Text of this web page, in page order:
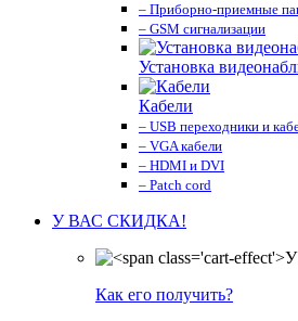
– Приборно-приемные
– GSM сигнализации
Установка
Кабели
– USB переходники и
– VGA кабели
– HDMI и DVI
– Patch cord
У ВАС СКИДКА!
Как его получить?